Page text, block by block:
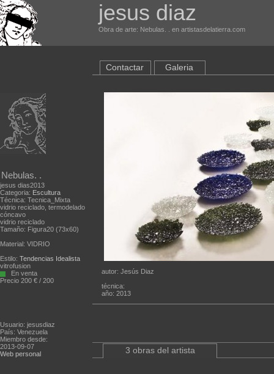
jesus diaz
Obra de arte: Nebulas. . en artistasdelatierra.com
Nebulas. .
jesus dias2013
Categoria: Escultura
Técnica: Tecnica_Mixta
vidrio reciclado, termodelado
cóncavo
vidrio reciclado
Tamaño: Figura20 (73x60)
Material: VIDRIO
Estilo: Tendencias Idealista
vitrofusion
En venta
Precio 200 € / 200
Usuario: jesusdiaz
País: Venezuela
Miembro desde:
2013-09-07
Web personal
Contactar Galeria
autor: Jesús Diaz
técnica:
año: 2013
3 obras del artista